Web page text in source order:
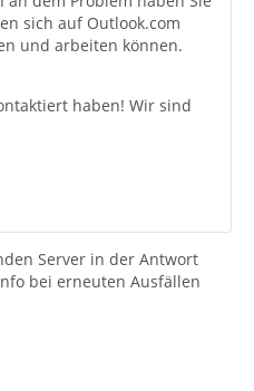
sich auf Outlook.com
und arbeiten können.
haben! Wir sind
Server in der Antwort
bei erneuten Ausfällen